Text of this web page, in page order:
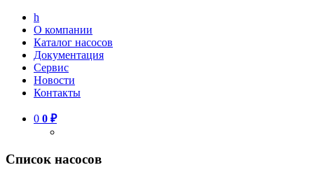
h
О компании
Каталог насосов
Документация
Сервис
Новости
Контакты
0 0 ₽
Список насосов